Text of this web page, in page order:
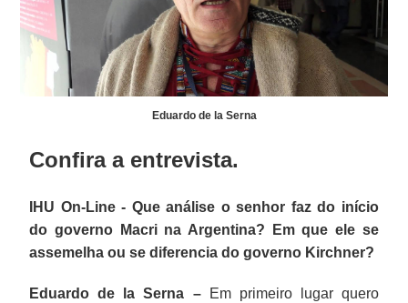
Eduardo de la Serna
Confira a entrevista.
IHU On-Line - Que análise o senhor faz do início
do governo Macri na Argentina? Em que ele se
assemelha ou se diferencia do governo Kirchner?
Eduardo de la Serna –Em primeiro lugar quero